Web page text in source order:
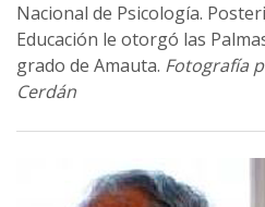
Nacional de Psicología.
Educación le otorgó las
grado de Amauta. Fotografía
Cerdán